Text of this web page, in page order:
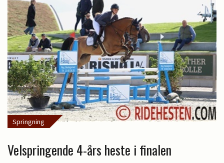
Springning
Velspringende 4-års heste i finalen